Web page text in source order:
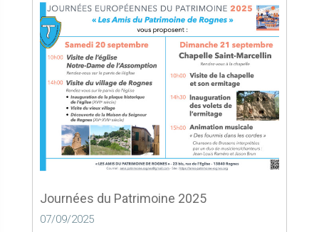
Journées du Patrimoine 2025
07/09/2025